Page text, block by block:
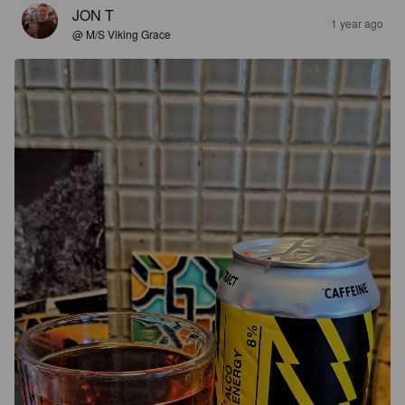
JON T
@ M/S Viking Grace
1 year ago